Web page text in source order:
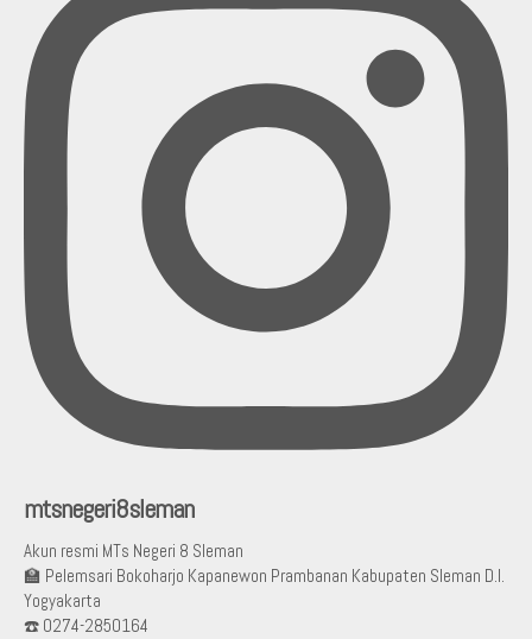
mtsnegeri8sleman
Akun resmi MTs Negeri 8 Sleman
🏫 Pelemsari Bokoharjo Kapanewon Prambanan Kabupaten Sleman D.I.
Yogyakarta
☎️ 0274-2850164